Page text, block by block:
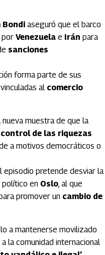
Bondi aseguró que el barco
por Venezuela e Irán para
sanciones
forma parte de sus
al comercio
nueva muestra de que la
control de las riquezas
a motivos democráticos o
episodio pretende desviar la
político en Oslo, al que
promover un cambio de
a mantenerse movilizado
la comunidad internacional